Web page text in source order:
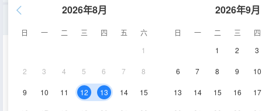
2026年8月
日 一 二 三 四 五
六
1
2 3 4 5 6 7 8
9 10 11 12 13 14 15
2026年9月
日 一 二 三
四
1
2 3
6 7 8 9 10
13 14 15 16 17
空調